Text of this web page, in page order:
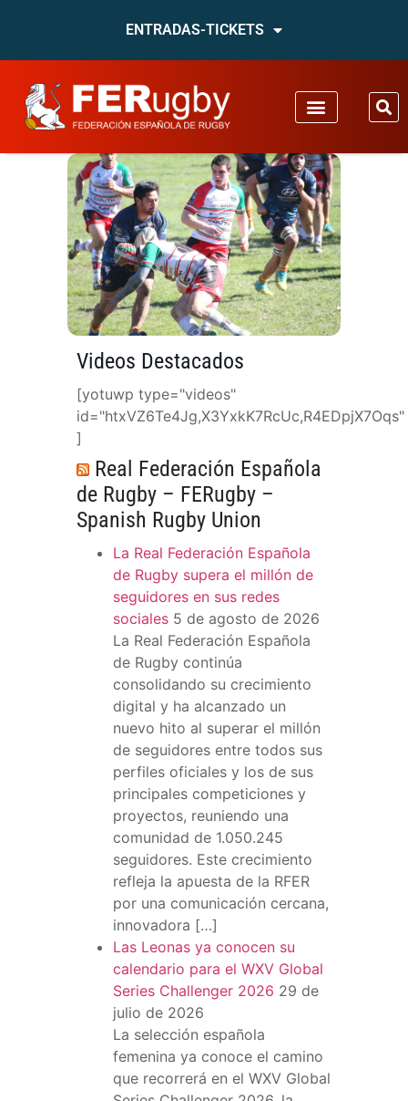
ENTRADAS-TICKETS
Videos Destacados
[yotuwp type="videos"
id="htxVZ6Te4Jg,X3YxkK7RcUc,R4EDpjX7Oqs"
]
Real Federación Española
de Rugby – FERugby –
Spanish Rugby Union
La Real Federación Española
de Rugby supera el millón de
seguidores en sus redes
sociales 5 de agosto de 2026
La Real Federación Española
de Rugby continúa
consolidando su crecimiento
digital y ha alcanzado un
nuevo hito al superar el millón
de seguidores entre todos sus
perfiles oficiales y los de sus
principales competiciones y
proyectos, reuniendo una
comunidad de 1.050.245
seguidores. Este crecimiento
refleja la apuesta de la RFER
por una comunicación cercana,
innovadora […]
Las Leonas ya conocen su
calendario para el WXV Global
Series Challenger 2026 29 de
julio de 2026
La selección española
femenina ya conoce el camino
que recorrerá en el WXV Global